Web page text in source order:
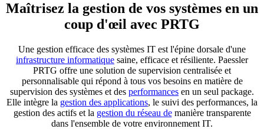
Maîtrisez la gestion de vos systèmes en un
coup d'œil avec PRTG
Une gestion efficace des systèmes IT est l'épine dorsale d'une
infrastructure informatique saine, efficace et résiliente. Paessler
PRTG offre une solution de supervision centralisée et
personnalisable qui répond à tous vos besoins en matière de
supervision des systèmes et des performances en un seul package.
Elle intègre la gestion des applications, le suivi des performances, la
gestion des actifs et la gestion du réseau demanière transparente
dans l'ensemble de votre environnement IT.